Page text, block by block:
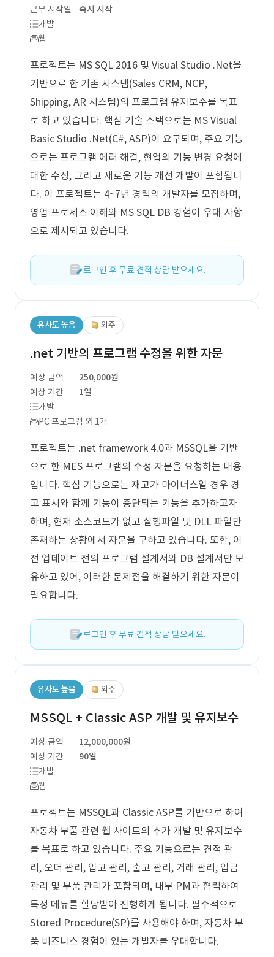
근무 시작일
즉시 시작
개발
웹
프로젝트는 MS SQL 2016 및 Visual Studio .Net을
기반으로 한 기존 시스템(Sales CRM, NCP,
Shipping, AR 시스템)의 프로그램 유지보수를 목표
로 하고 있습니다. 핵심 기술 스택으로는 MS Visual
Basic Studio .Net(C#, ASP)이 요구되며, 주요 기능
으로는 프로그램 에러 해결, 현업의 기능 변경 요청에
대한 수정, 그리고 새로운 기능 개선 개발이 포함됩니
다. 이 프로젝트는 4~7년 경력의 개발자를 모집하며,
영업 프로세스 이해와 MS SQL DB 경험이 우대 사항
으로 제시되고 있습니다.
로그인 후 무료 견적 상담 받으세요.
유사도 높음 외주
.net 기반의 프로그램 수정을 위한 자문
예상 금액
250,000원
예상 기간
1일
개발
PC 프로그램 외 1개
프로젝트는 .net framework 4.0과 MSSQL을 기반
으로 한 MES 프로그램의 수정 자문을 요청하는 내용
입니다. 핵심 기능으로는 재고가 마이너스일 경우 경
고 표시와 함께 기능이 중단되는 기능을 추가하고자
하며, 현재 소스코드가 없고 실행파일 및 DLL 파일만
존재하는 상황에서 자문을 구하고 있습니다. 또한, 이
전 업데이트 전의 프로그램 설계서와 DB 설계서만 보
유하고 있어, 이러한 문제점을 해결하기 위한 자문이
필요합니다.
로그인 후 무료 견적 상담 받으세요.
유사도 높음 외주
MSSQL + Classic ASP 개발 및 유지보수
예상 금액
12,000,000원
예상 기간
90일
개발
웹
프로젝트는 MSSQL과 Classic ASP를 기반으로 하여
자동차 부품 관련 웹 사이트의 추가 개발 및 유지보수
를 목표로 하고 있습니다. 주요 기능으로는 견적 관
리, 오더 관리, 입고 관리, 출고 관리, 거래 관리, 입금
관리 및 부품 관리가 포함되며, 내부 PM과 협력하여
특정 메뉴를 할당받아 진행하게 됩니다. 필수적으로
Stored Procedure(SP)를 사용해야 하며, 자동차 부
품 비즈니스 경험이 있는 개발자를 우대합니다.